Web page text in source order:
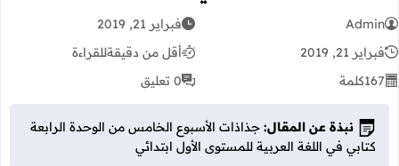
Admin
فبراير 21, 2019
فبراير 21, 2019
أقل من دقيقةللقراءة
167كلمة 0 تعليق
نبذة عن المقال: جذاذات الأسبوع الخامس من الوحدة الرابعة
كتابي في اللغة العربية للمستوى الأول ابتدائي